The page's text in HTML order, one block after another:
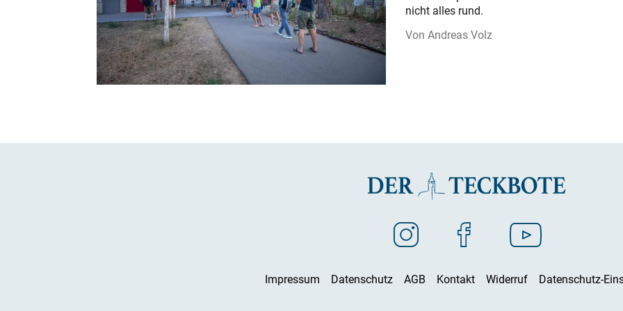
nicht alles rund.
Andreas Volz
Impressum Datenschutz AGB Kontakt Widerruf Datenschutz-